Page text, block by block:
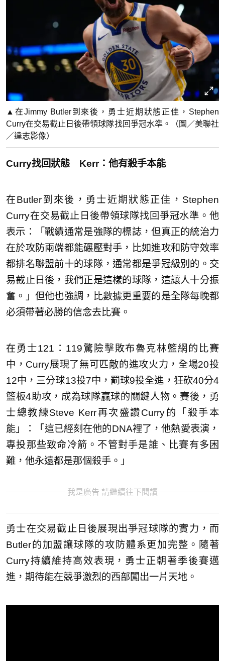
▲在Jimmy Butler到來後，勇士近期狀態正佳，Stephen
Curry在交易截止日後帶領球隊找回爭冠水準。（圖／美聯社
／達志影像）
Curry找回狀態 Kerr：他有殺手本能
在Butler到來後，勇士近期狀態正佳，Stephen
Curry在交易截止日後帶領球隊找回爭冠水準。他
表示：「戰績通常是強隊的標誌，但真正的統治力
在於攻防兩端都能碾壓對手，比如進攻和防守效率
都排名聯盟前十的球隊，通常都是爭冠級別的。交
易截止日後，我們正是這樣的球隊，這讓人十分振
奮。」但他也強調，比數據更重要的是全隊每晚都
必須帶著必勝的信念去比賽。
在勇士121：119驚險擊敗布魯克林籃網的比賽
中，Curry展現了無可匹敵的進攻火力，全場20投
12中，三分球13投7中，罰球9投全進，狂砍40分4
籃板4助攻，成為球隊贏球的關鍵人物。賽後，勇
士總教練Steve Kerr再次盛讚Curry的「殺手本
能」：「這已經刻在他的DNA裡了，他熱愛表演，
專投那些致命冷箭。不管對手是誰、比賽有多困
難，他永遠都是那個殺手。」
我是廣告 請繼續往下閱讀
勇士在交易截止日後展現出爭冠球隊的實力，而
Butler的加盟讓球隊的攻防體系更加完整。隨著
Curry持續維持高效表現，勇士正朝著季後賽邁
進，期待能在競爭激烈的西部闖出一片天地。